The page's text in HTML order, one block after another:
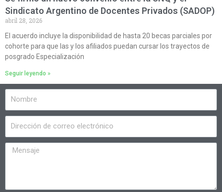
Sindicato Argentino de Docentes Privados (SADOP)
abril 28, 2026
El acuerdo incluye la disponibilidad de hasta 20 becas parciales por
cohorte para que las y los afiliados puedan cursar los trayectos de
posgrado Especialización
Seguir leyendo »